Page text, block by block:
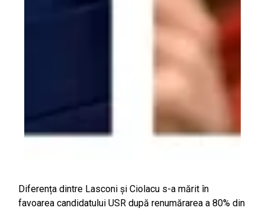
Diferența dintre Lasconi și Ciolacu s-a mărit în
favoarea candidatului USR după renumărarea a 80% din